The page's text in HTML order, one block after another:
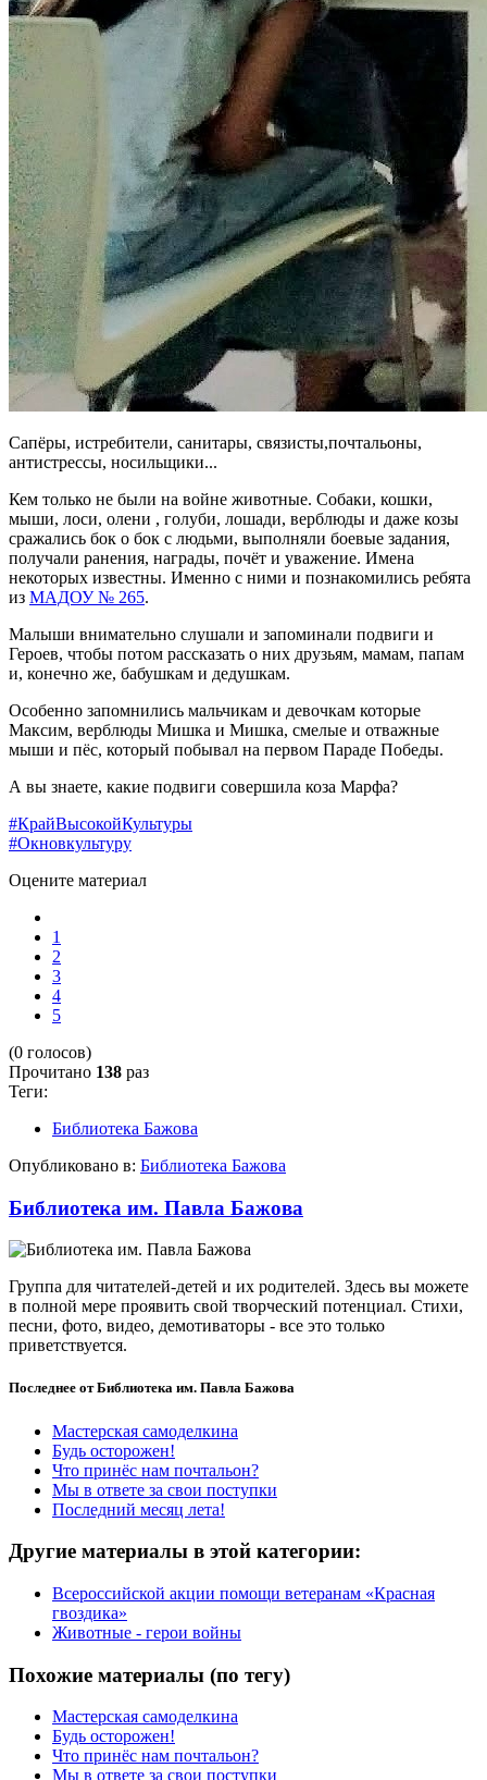
Сапёры, истребители, санитары, связисты,почтальоны,
антистрессы, носильщики...
Кем только не были на войне животные. Собаки, кошки,
мыши, лоси, олени , голуби, лошади, верблюды и даже козы
сражались бок о бок с людьми, выполняли боевые задания,
получали ранения, награды, почёт и уважение. Имена
некоторых известны. Именно с ними и познакомились ребята
из МАДОУ № 265.
Малыши внимательно слушали и запоминали подвиги и
Героев, чтобы потом рассказать о них друзьям, мамам, папам
и, конечно же, бабушкам и дедушкам.
Особенно запомнились мальчикам и девочкам которые
Максим, верблюды Мишка и Мишка, смелые и отважные
мыши и пёс, который побывал на первом Параде Победы.
А вы знаете, какие подвиги совершила коза Марфа?
#КрайВысокойКультуры
#Окновкультуру
Оцените материал
1
2
3
4
5
(0 голосов)
Прочитано 138 раз
Теги:
Библиотека Бажова
Опубликовано в: Библиотека Бажова
Библиотека им. Павла Бажова
Группа для читателей-детей и их родителей. Здесь вы можете
в полной мере проявить свой творческий потенциал. Стихи,
песни, фото, видео, демотиваторы - все это только
приветствуется.
Последнее от Библиотека им. Павла Бажова
Мастерская самоделкина
Будь осторожен!
Что принёс нам почтальон?
Мы в ответе за свои поступки
Последний месяц лета!
Другие материалы в этой категории:
Всероссийской акции помощи ветеранам «Красная
гвоздика»
Животные - герои войны
Похожие материалы (по тегу)
Мастерская самоделкина
Будь осторожен!
Что принёс нам почтальон?
Мы в ответе за свои поступки